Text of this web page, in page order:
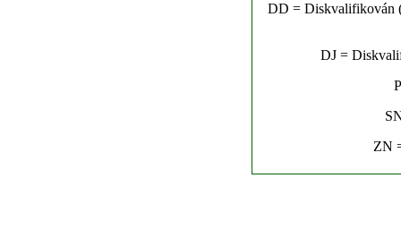
DD = Diskvalifikován
DJ =
ZN